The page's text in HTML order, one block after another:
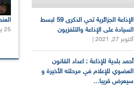
الإذاعة الجزائرية تحي الذكرى 59 لبسط
السيادة على الإذاعة والتلفزيون
أكتوبر 27, 2021 |
أحمد بلدية للإذاعة : اعداد القانون
العضوي للإعلام في مرحلته الأخيرة و
سيعرض قريبا...
25 يونيو 2021 |